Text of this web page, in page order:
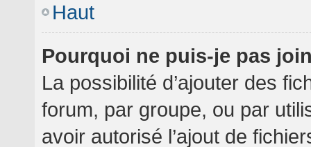
Haut
Pourquoi ne puis-je pas
La possibilité d’ajouter des
forum, par groupe, ou par
avoir autorisé l’ajout de